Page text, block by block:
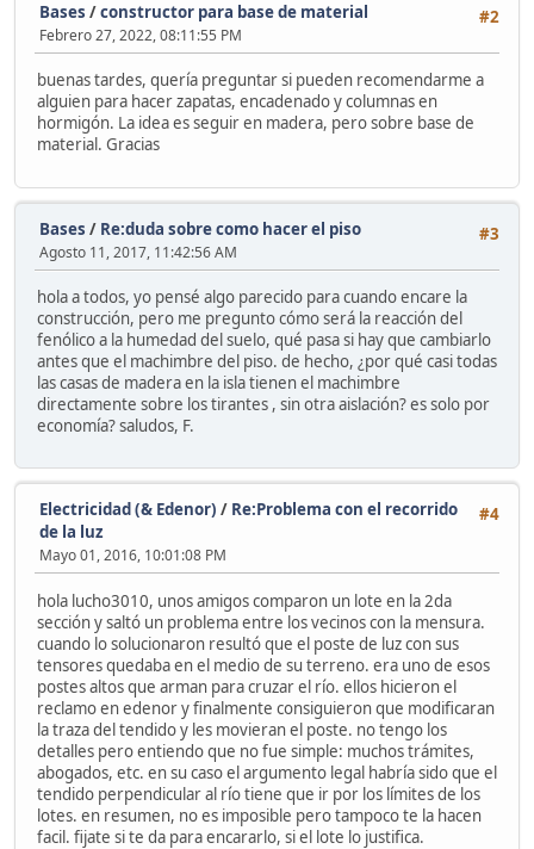
#2
Bases /constructor para base de material
Febrero 27, 2022, 08:11:55 PM
buenas tardes, quería preguntar si pueden recomendarme a
alguien para hacer zapatas, encadenado y columnas en
hormigón. La idea es seguir en madera, pero sobre base de
material. Gracias
#3
Bases / Re:duda sobre como hacer el piso
Agosto 11, 2017, 11:42:56 AM
hola a todos, yo pensé algo parecido para cuando encare la
construcción, pero me pregunto cómo será la reacción del
fenólico a la humedad del suelo, qué pasa si hay que cambiarlo
antes que el machimbre del piso. de hecho, ¿por qué casi todas
las casas de madera en la isla tienen el machimbre
directamente sobre los tirantes , sin otra aislación? es solo por
economía? saludos, F.
#4
Electricidad (& Edenor) / Re:Problema con el recorrido
de la luz
Mayo 01, 2016, 10:01:08 PM
hola lucho3010, unos amigos comparon un lote en la 2da
sección y saltó un problema entre los vecinos con la mensura.
cuando lo solucionaron resultó que el poste de luz con sus
tensores quedaba en el medio de su terreno. era uno de esos
postes altos que arman para cruzar el río. ellos hicieron el
reclamo en edenor y finalmente consiguieron que modificaran
la traza del tendido y les movieran el poste. no tengo los
detalles pero entiendo que no fue simple: muchos trámites,
abogados, etc. en su caso el argumento legal habría sido que el
tendido perpendicular al río tiene que ir por los límites de los
lotes. en resumen, no es imposible pero tampoco te la hacen
facil. fijate si te da para encararlo, si el lote lo justifica.